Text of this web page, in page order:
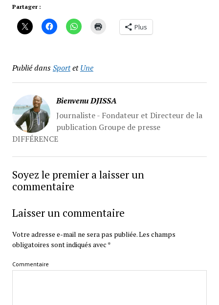
Partager :
Plus
Publié dansSportetUne
Bienvenu DJISSA
Journaliste - Fondateur et Directeur de la
publication Groupe de presse
DIFFÉRENCE
Soyez le premier a laisser un
commentaire
Laisser un commentaire
Votre adresse e-mail ne sera pas publiée.Les champs
obligatoires sont indiqués avec *
Commentaire